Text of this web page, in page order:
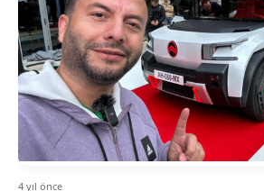
4 yıl önce